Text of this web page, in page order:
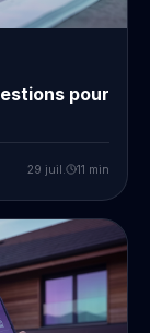
pour
29 juil. 11 min